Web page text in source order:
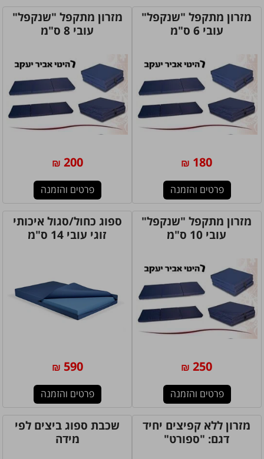
מזרון מתקפל "שנקפל"
עובי 6 ס"מ
180
₪
פרטים והזמנה
מזרון מתקפל "שנקפל"
עובי 8 ס"מ
200
₪
פרטים והזמנה
מזרון מתקפל "שנקפל"
עובי 10 ס"מ
250
₪
פרטים והזמנה
ספוג כחול/סגול איכותי
זוגי עובי 14 ס"מ
590
₪
פרטים והזמנה
מזרון ללא קפיצים יחיד
דגם: "ספורט"
שכבת ספוג ביצים לפי
מידה